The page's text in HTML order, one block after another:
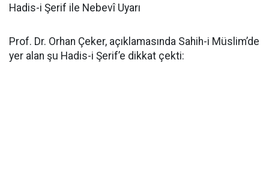
Hadis-i Şerif ile Nebevî Uyarı
Prof. Dr. Orhan Çeker, açıklamasında Sahih-i Müslim’de
yer alan şu Hadis-i Şerif’e dikkat çekti: